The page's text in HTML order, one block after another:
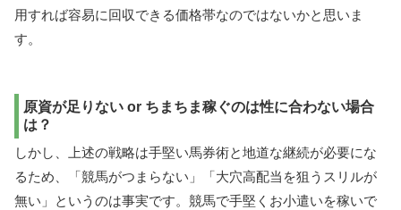
用すれば容易に回収できる価格帯なのではないかと思いま
す。
原資が足りない or ちまちま稼ぐのは性に合わない場合
は？
しかし、上述の戦略は手堅い馬券術と地道な継続が必要にな
るため、「競馬がつまらない」「大穴高配当を狙うスリルが
無い」というのは事実です。競馬で手堅くお小遣いを稼いで